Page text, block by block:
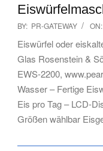
2021-
06-
28
BY: PR-GATEWAY ON:
Eiswürfel oder
Glas Rosenstein &
EWS-2200,
Wasser – Fertige
Eis pro Tag – LCD-
Größen wählbar